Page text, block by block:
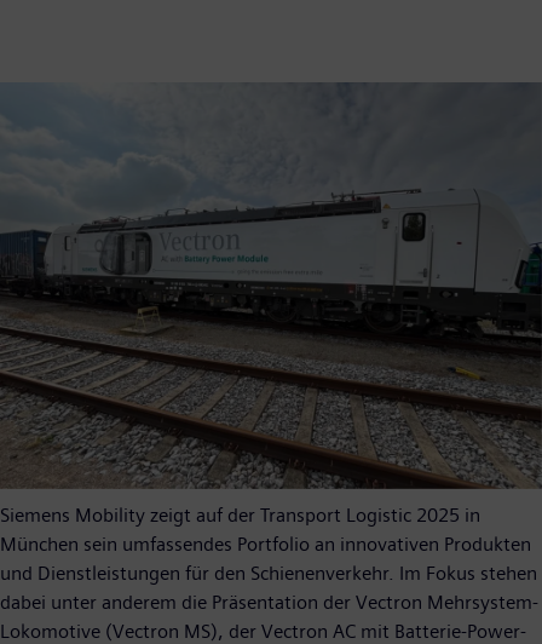
Siemens Mobility zeigt auf der Transport Logistic 2025 in
München sein umfassendes Portfolio an innovativen Produkten
und Dienstleistungen für den Schienenverkehr. Im Fokus stehen
dabei unter anderem die Präsentation der Vectron Mehrsystem-
Lokomotive (Vectron MS), der Vectron AC mit Batterie-Power-